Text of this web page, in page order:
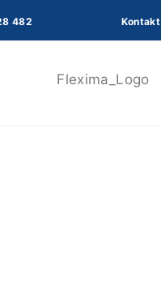
482 Kontakt